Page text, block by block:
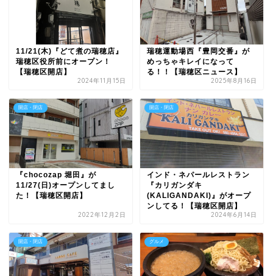
11/21(木)『どて煮の瑞穂店』
瑞穂区役所前にオープン！
【瑞穂区開店】
2024年11月15日
瑞穂運動場西『豊岡交番』が
めっちゃキレイになって
る！！【瑞穂区ニュース】
2025年8月16日
開店・閉店
『chocozap 堀田』が
11/27(日)オープンしてまし
た！【瑞穂区開店】
2022年12月2日
開店・閉店
インド・ネパールレストラン
『カリガンダキ
(KALIGANDAKI)』がオープ
ンしてる！【瑞穂区開店】
2024年6月14日
開店・閉店 グルメ